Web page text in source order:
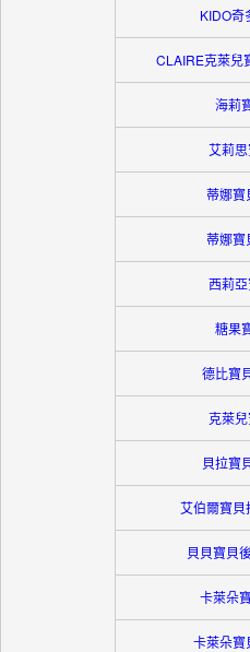
KIDO奇
CLAIRE克萊兒
海莉
艾莉
蒂娜寶
蒂娜寶
西莉
糖果
德比寶
克萊
貝拉寶
艾伯爾寶
貝貝寶貝
卡萊朵
卡萊朵寶